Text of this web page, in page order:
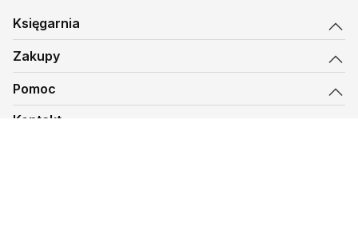
Księgarnia
Zakupy
Pomoc
Kontakt